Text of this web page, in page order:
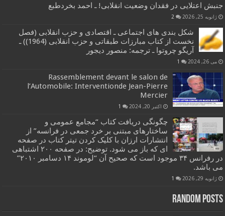
جنبش اعتلایی در فقدان وضعیت انقلابی! ـ احمد بخردطبع
ژانویه 25, 2026 2
شکل بندی های اجتماعی ـ اقتصادی و حزب انقلابی (فصل
نخست از کتاب مبارزات طبقاتی و حزب انقلابی (1964)) ـ
آریگو چروتوا ـ ترجمه: منصور دیجور
می 26, 2024 1
Rassemblement devant le salon de
l’Automobile: Interventionde Jean-Pierre
Mercier
اکتبر 20, 2024 1
چگونگی دریافت کتاب “مجامع عمومی و
ساختارهای مبتنی بر خرد جمعی در فرانسه” از
انتشارات ارزان با کلیک کردن تیتر کتاب در صفحه
ای که باز می شود. توضیح: در صفحه ۲۰۰ اشتباهی
در رفرانس ۳۴ موجود است که صحیح آن “لوموند ۱۴ دسامبر ۲۰۱۰”
می باشد.
ژانویه 29, 2026 1
Random Posts